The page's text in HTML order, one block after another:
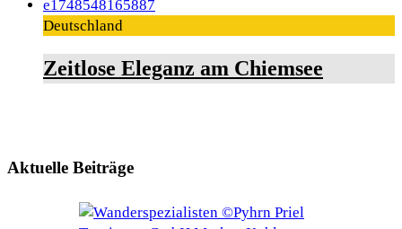
Deutschland
Zeitlose Eleganz am Chiemsee
Aktuelle Beiträge